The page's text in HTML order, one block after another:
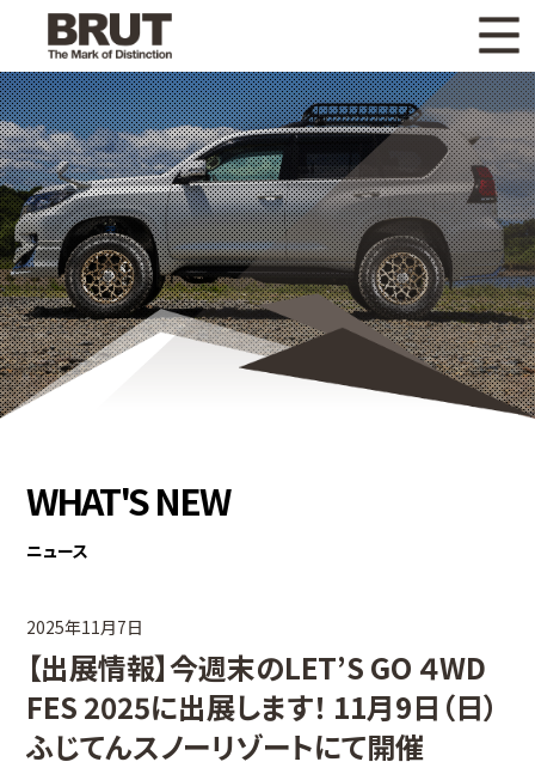
WHAT'S NEW ニュース
WHEEL LINEUP ホイールラインナップ
OTHER PRODUCT 関連製品
GALLERY ギャラリー
CATALOG カタログ請求
PRIVACY POLICY 個人情報保護方針
WHAT'S NEW
ニュース
2025年11月7日
【出展情報】今週末のLET’S GO ４WD
FES 2025に出展します！ 11月9日（日）
ふじてんスノーリゾートにて開催